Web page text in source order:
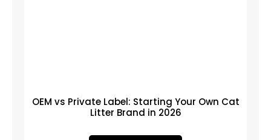
OEM vs Private Label: Starting Your Own Cat
Litter Brand in 2026